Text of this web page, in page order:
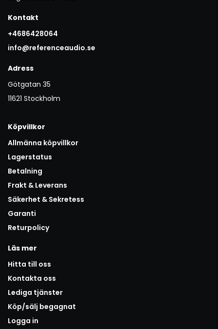
Kontakt
+4686428064
info@referenceaudio.se
Adress
Götgatan 35
11621 Stockholm
Köpvillkor
Allmänna köpvillkor
Lagerstatus
Betalning
Frakt & Leverans
Säkerhet & Sekretess
Garanti
Returpolicy
Läs mer
Hitta till oss
Kontakta oss
Lediga tjänster
Köp/sälj begagnat
Logga in